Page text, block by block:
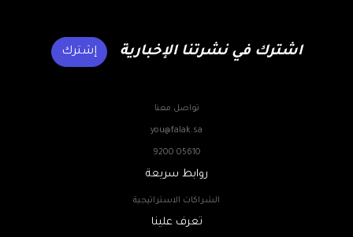
اشترك في نشرتنا الإخبارية إشترك
تواصل معنا
you@falak.sa
9200 05610
روابط سريعة
الشراكات الاستراتيجية
تعرف علينا